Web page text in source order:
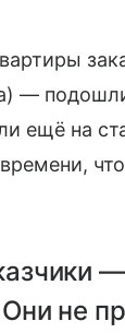
—
ещё на
не